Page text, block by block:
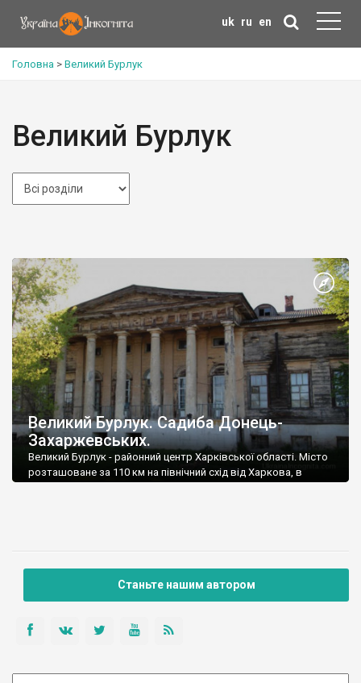
uk ru en
Головна > Великий Бурлук
Великий Бурлук
Великий Бурлук. Садиба Донець-
Захаржевських.
Великий Бурлук - районний центр Харківської області. Місто
розташоване за 110 км на північний схід від Харкова, в
Станьте нашим автором